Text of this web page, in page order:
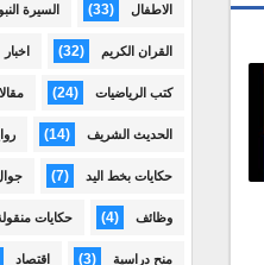
الاطفال (33) السيرة
القران الكريم (32) اخبار
كتب الرياضيات (24)
الحديث الشريف (14)
حكايات بخط اليد (7)
وظائف (4) حكايات
منح دراسية (3) اقتصاد